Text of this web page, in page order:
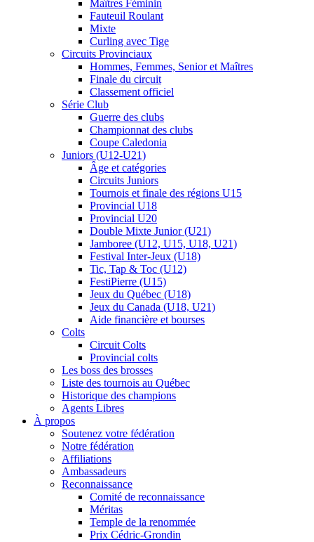
Maîtres Féminin
Fauteuil Roulant
Mixte
Curling avec Tige
Circuits Provinciaux
Hommes, Femmes, Senior et Maîtres
Finale du circuit
Classement officiel
Série Club
Guerre des clubs
Championnat des clubs
Coupe Caledonia
Juniors (U12-U21)
Âge et catégories
Circuits Juniors
Tournois et finale des régions U15
Provincial U18
Provincial U20
Double Mixte Junior (U21)
Jamboree (U12, U15, U18, U21)
Festival Inter-Jeux (U18)
Tic, Tap & Toc (U12)
FestiPierre (U15)
Jeux du Québec (U18)
Jeux du Canada (U18, U21)
Aide financière et bourses
Colts
Circuit Colts
Provincial colts
Les boss des brosses
Liste des tournois au Québec
Historique des champions
Agents Libres
À propos
Soutenez votre fédération
Notre fédération
Affiliations
Ambassadeurs
Reconnaissance
Comité de reconnaissance
Méritas
Temple de la renommée
Prix Cédric-Grondin